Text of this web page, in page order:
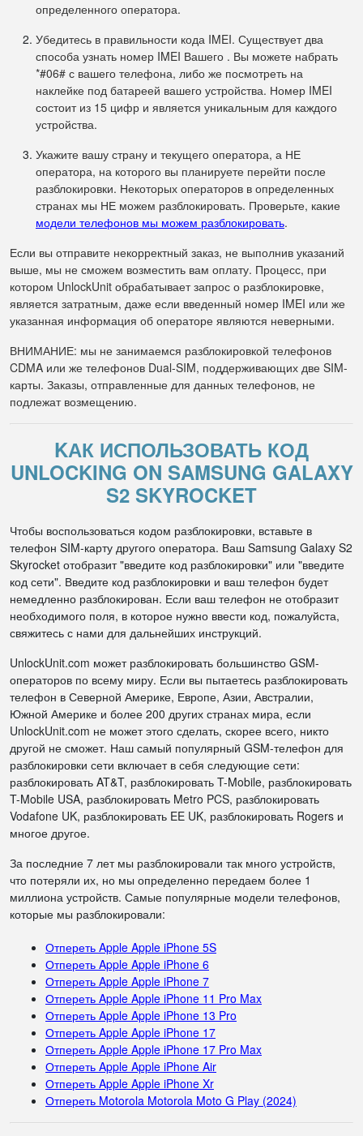
определенного оператора.
Убедитесь в правильности кода IMEI. Существует два
способа узнать номер IMEI Вашего . Вы можете набрать
*#06# с вашего телефона, либо же посмотреть на
наклейке под батареей вашего устройства. Номер IMEI
состоит из 15 цифр и является уникальным для каждого
устройства.
Укажите вашу страну и текущего оператора, а НЕ
оператора, на которого вы планируете перейти после
разблокировки. Некоторых операторов в определенных
странах мы НЕ можем разблокировать. Проверьте, какие
модели телефонов мы можем разблокировать.
Если вы отправите некорректный заказ, не выполнив указаний
выше, мы не сможем возместить вам оплату. Процесс, при
котором UnlockUnit обрабатывает запрос о разблокировке,
является затратным, даже если введенный номер IMEI или же
указанная информация об операторе являются неверными.
ВНИМАНИЕ: мы не занимаемся разблокировкой телефонов
CDMA или же телефонов Dual-SIM, поддерживающих две SIM-
карты. Заказы, отправленные для данных телефонов, не
подлежат возмещению.
KАК ИСПОЛЬЗОВАТЬ КОД
UNLOCKING ON SAMSUNG GALAXY
S2 SKYROCKET
Чтобы воспользоваться кодом разблокировки, вставьте в
телефон SIM-карту другого оператора. Ваш Samsung Galaxy S2
Skyrocket отобразит "введите код разблокировки" или "введите
код сети". Введите код разблокировки и ваш телефон будет
немедленно разблокирован. Если ваш телефон не отобразит
необходимого поля, в которое нужно ввести код, пожалуйста,
свяжитесь с нами для дальнейших инструкций.
UnlockUnit.com может разблокировать большинство GSM-
операторов по всему миру. Если вы пытаетесь разблокировать
телефон в Северной Америке, Европе, Азии, Австралии,
Южной Америке и более 200 других странах мира, если
UnlockUnit.com не может этого сделать, скорее всего, никто
другой не сможет. Наш самый популярный GSM-телефон для
разблокировки сети включает в себя следующие сети:
разблокировать AT&T, разблокировать T-Mobile, разблокировать
T-Mobile USA, разблокировать Metro PCS, разблокировать
Vodafone UK, разблокировать EE UK, разблокировать Rogers и
многое другое.
За последние 7 лет мы разблокировали так много устройств,
что потеряли их, но мы определенно передаем более 1
миллиона устройств. Самые популярные модели телефонов,
которые мы разблокировали:
Отпереть Apple Apple iPhone 5S
Отпереть Apple Apple iPhone 6
Отпереть Apple Apple iPhone 7
Отпереть Apple Apple iPhone 11 Pro Max
Отпереть Apple Apple iPhone 13 Pro
Отпереть Apple Apple iPhone 17
Отпереть Apple Apple iPhone 17 Pro Max
Отпереть Apple Apple iPhone Air
Отпереть Apple Apple iPhone Xr
Отпереть Motorola Motorola Moto G Play (2024)